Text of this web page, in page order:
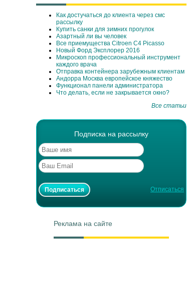
Как достучаться до клиента через смс
рассылку
Купить санки для зимних прогулок
Азартный ли вы человек
Все приемущества Сitroen C4 Picasso
Новый Форд Эксплорер 2016
Микроскоп профессиональный инструмент
каждого врача
Отправка контейнера зарубежным клиентам
Андорра Москва европейское княжество
Функционал панели администратора
Что делать, если не закрывается окно?
Все статьи
Подписка на рассылку
Отписаться
Реклама на сайте